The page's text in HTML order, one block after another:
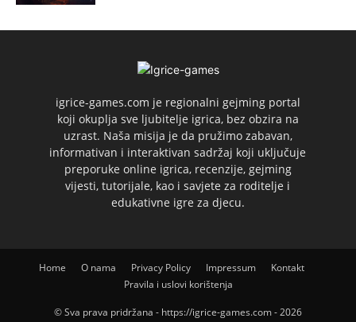
igrice-games.com je regionalni gejming portal
koji okuplja sve ljubitelje igrica, bez obzira na
uzrast. Naša misija je da pružimo zabavan,
informativan i interaktivan sadržaj koji uključuje
preporuke online igrica, recenzije, gejming
vijesti, tutorijale, kao i savjete za roditelje i
edukativne igre za djecu.
Home O nama Privacy Policy Impressum
Kontakt
Pravila i uslovi korištenja
© Sva prava pridržana - https://igrice-games.com - 2026